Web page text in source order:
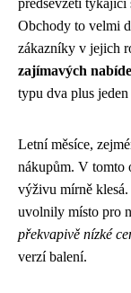
předsevzetí
Obchody to velmi
zákazníky v jejich
zajímavých
typu dva plus jeden
Letní měsíce,
nákupům. V tomto
výživu mírně
uvolnily místo pro
překvapivě nízké
verzí balení.